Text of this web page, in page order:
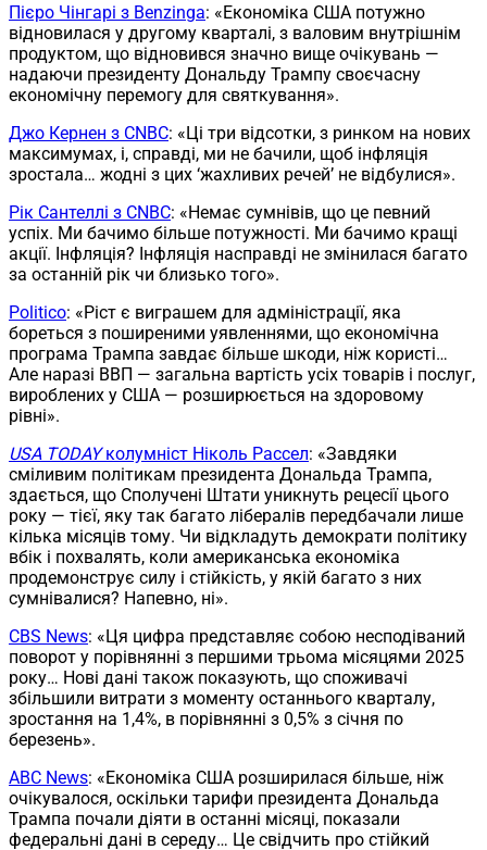
Пієро Чінгарі з Benzinga: «Економіка США потужно
відновилася у другому кварталі, з валовим внутрішнім
продуктом, що відновився значно вище очікувань —
надаючи президенту Дональду Трампу своєчасну
економічну перемогу для святкування».
Джо Кернен з CNBC: «Ці три відсотки, з ринком на нових
максимумах, і, справді, ми не бачили, щоб інфляція
зростала… жодні з цих ‘жахливих речей’ не відбулися».
Рік Сантеллі з CNBC: «Немає сумнівів, що це певний
успіх. Ми бачимо більше потужності. Ми бачимо кращі
акції. Інфляція? Інфляція насправді не змінилася багато
за останній рік чи близько того».
Politico: «Ріст є виграшем для адміністрації, яка
бореться з поширеними уявленнями, що економічна
програма Трампа завдає більше шкоди, ніж користі…
Але наразі ВВП — загальна вартість усіх товарів і послуг,
вироблених у США — розширюється на здоровому
рівні».
USA TODAYколумніст Ніколь Рассел: «Завдяки
сміливим політикам президента Дональда Трампа,
здається, що Сполучені Штати уникнуть рецесії цього
року — тієї, яку так багато лібералів передбачали лише
кілька місяців тому. Чи відкладуть демократи політику
вбік і похвалять, коли американська економіка
продемонструє силу і стійкість, у якій багато з них
сумнівалися? Напевно, ні».
CBS News: «Ця цифра представляє собою несподіваний
поворот у порівнянні з першими трьома місяцями 2025
року… Нові дані також показують, що споживачі
збільшили витрати з моменту останнього кварталу,
зростання на 1,4%, в порівнянні з 0,5% з січня по
березень».
ABC News: «Економіка США розширилася більше, ніж
очікувалося, оскільки тарифи президента Дональда
Трампа почали діяти в останні місяці, показали
федеральні дані в середу… Це свідчить про стійкий